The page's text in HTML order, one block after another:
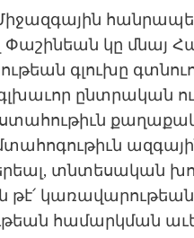
Փաշինեան կը մնայ
գլուխը
գլխաւոր ընտրական
տնտեսական
թէ՛
համարկման